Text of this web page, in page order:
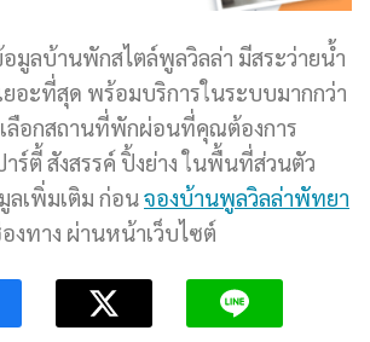
มูลบ้านพักสไตล์พูลวิลล่า มีสระว่ายน้ำ
ยอะที่สุด พร้อมบริการในระบบมากกว่า
เลือกสถานที่พักผ่อนที่คุณต้องการ
ร์ตี้ สังสรรค์ ปิ้งย่าง ในพื้นที่ส่วนตัว
ลเพิ่มเติม ก่อนจองบ้านพูลวิลล่าพัทยา
งทาง ผ่านหน้าเว็บไซต์